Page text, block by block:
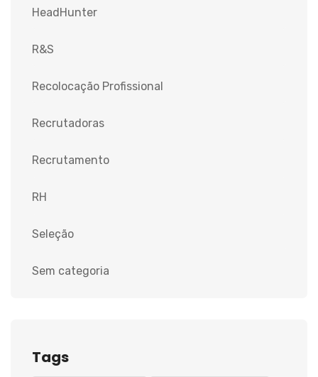
HeadHunter
R&S
Recolocação Profissional
Recrutadoras
Recrutamento
RH
Seleção
Sem categoria
Tags